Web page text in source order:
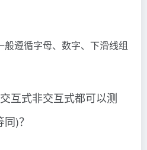
遵循字母、数字、下滑线组
互式非交互式都可以测
)？